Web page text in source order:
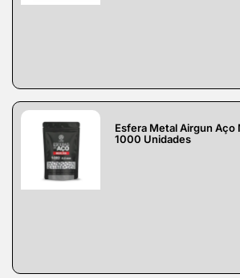
Esfera Metal Airgun Aço
1000 Unidades